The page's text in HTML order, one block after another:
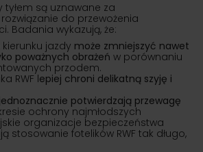
tyłem są uznawane za
do przewożenia
Badania wykazują, że:
jazdy może zmniejszyć nawet
poważnych obrażeń w porównaniu
przodem.
RWF lepiej chroni delikatną szyję i
potwierdzają przewagę
ochrony najmłodszych
organizacje bezpieczeństwa
stosowanie fotelików RWF tak długo,